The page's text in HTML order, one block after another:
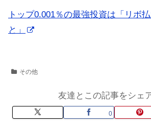
トップ0.001％の最強投資は「リボ
と」
その他
友達とこの記事をシェ
0